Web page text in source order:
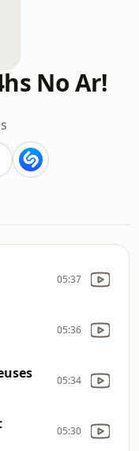
No Ar!
05:37
05:36
05:34
05:30